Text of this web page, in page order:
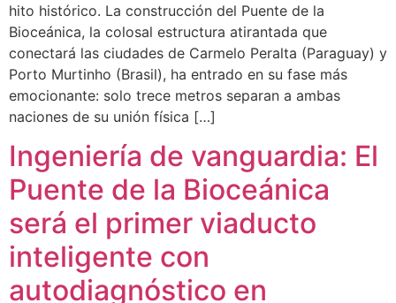
hito histórico. La construcción del Puente de la
Bioceánica, la colosal estructura atirantada que
conectará las ciudades de Carmelo Peralta (Paraguay) y
Porto Murtinho (Brasil), ha entrado en su fase más
emocionante: solo trece metros separan a ambas
naciones de su unión física […]
Ingeniería de vanguardia: El
Puente de la Bioceánica
será el primer viaducto
inteligente con
autodiagnóstico en